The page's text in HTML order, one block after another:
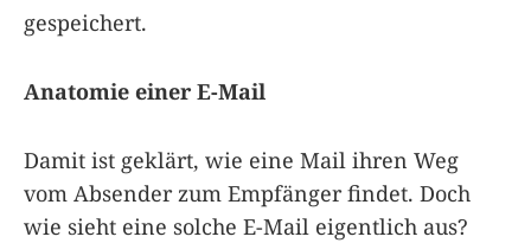
gespeichert.
Anatomie einer E-Mail
Damit ist geklärt, wie eine Mail ihren Weg
vom Absender zum Empfänger findet. Doch
wie sieht eine solche E-Mail eigentlich aus?